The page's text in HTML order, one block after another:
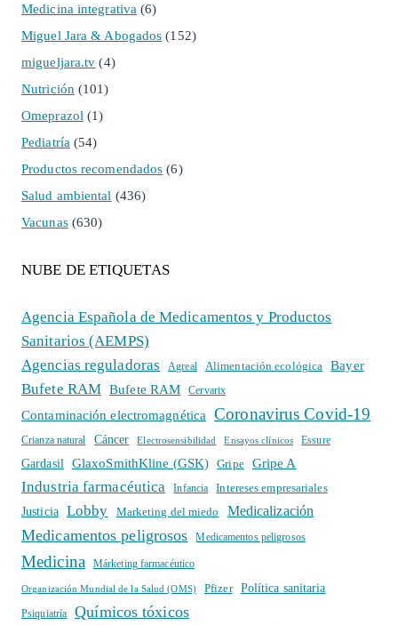
Medicina integrativa (6)
Miguel Jara & Abogados (152)
migueljara.tv (4)
Nutrición (101)
Omeprazol (1)
Pediatría (54)
Productos recomendados (6)
Salud ambiental (436)
Vacunas(630)
NUBE DE ETIQUETAS
Agencia Española de Medicamentos y Productos
Sanitarios (AEMPS)
Agencias reguladoras
Agreal Alimentación ecológica Bayer
Bufete RAM Bufete RAM Cervarix
Contaminación electromagnética Coronavirus Covid-19
Crianza natural Cáncer Electrosensibilidad Ensayos clínicos Essure
Gardasil GlaxoSmithKline (GSK) Gripe Gripe A
Industria farmacéutica Infancia
Intereses empresariales
Justicia
Lobby Marketing del miedo Medicalización
Medicamentos peligrosos Medicamentos peligrosos
Medicina Márketing farmacéutico
Organización Mundial de la Salud (OMS) Pfizer Política sanitaria
Psiquiatría Químicos tóxicos